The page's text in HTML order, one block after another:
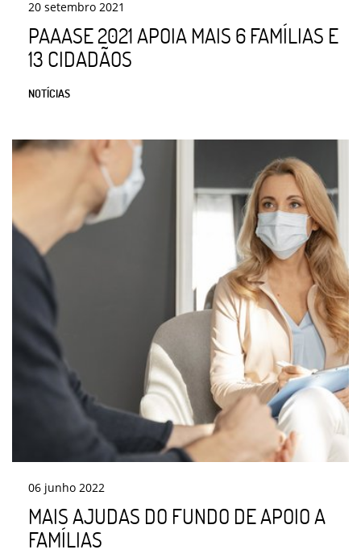
20 setembro 2021
PAAASE 2021 APOIA MAIS 6 FAMÍLIAS E
13 CIDADÃOS
NOTÍCIAS
06 junho 2022
MAIS AJUDAS DO FUNDO DE APOIO A
FAMÍLIAS